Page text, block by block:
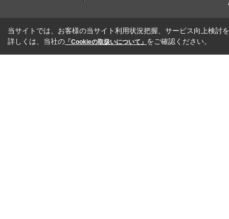
当サイトでは、お客様の当サイト利用状況把握、サービス向上検討
詳しくは、当社の 「Cookieの取扱いについて」 をご確認ください。